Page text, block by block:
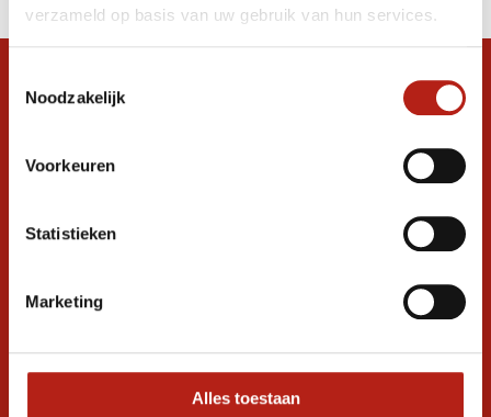
verzameld op basis van uw gebruik van hun services.
Noodzakelijk
Voorkeuren
Statistieken
Marketing
Alles toestaan
Ontvang de nieuwste aanbiedingen en
promoties
Inschrijven voor
korting
* Lees hier de wettelijke beperkingen